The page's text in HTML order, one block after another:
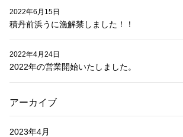
積丹前浜うに漁解禁しました！！
2022年6月15日
2022年の営業開始いたしました。
2022年4月24日
アーカイブ
2023年4月